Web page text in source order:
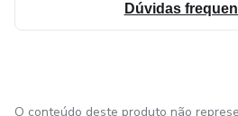
Dúvidas
O conteúdo deste produto não